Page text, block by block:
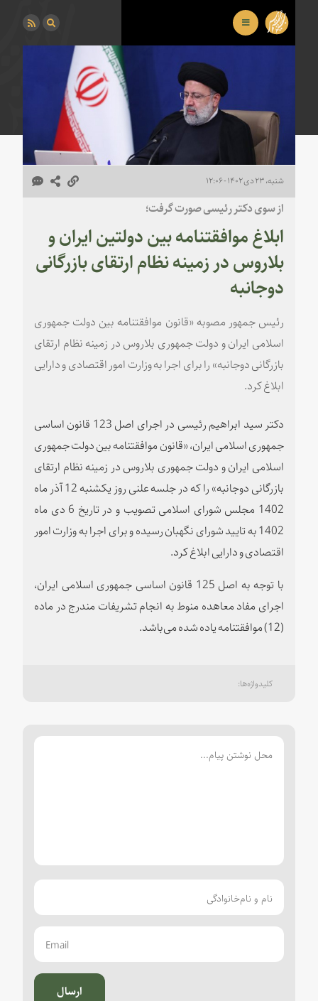
شنبه، ۲۳ دی ۱۴۰۲ - ۱۲:۰۶
از سوی دکتر رئیسی صورت گرفت؛
ابلاغ موافقتنامه بین دولتین ایران و
بلاروس در زمینه نظام ارتقای بازرگانی
دوجانبه
رئیس جمهور مصوبه «قانون موافقتنامه بین دولت جمهوری
اسلامی ایران و دولت جمهوری بلاروس در زمینه نظام ارتقای
بازرگانی دوجانبه» را برای اجرا به وزارت امور اقتصادی و دارایی
ابلاغ کرد.
دکتر سید ابراهیم رئیسی در اجرای اصل 123 قانون اساسی
جمهوری اسلامی ایران، «قانون موافقتنامه بین دولت جمهوری
اسلامی ایران و دولت جمهوری بلاروس در زمینه نظام ارتقای
بازرگانی دوجانبه» را که در جلسه علنی روز یکشنبه 12 آذر ماه
1402 مجلس شورای اسلامی تصویب و در تاریخ 6 دی ماه
1402 به تایید شورای نگهبان رسیده و برای اجرا به وزارت امور
اقتصادی و دارایی ابلاغ کرد.
با توجه به اصل 125 قانون اساسی جمهوری اسلامی ایران،
اجرای مفاد معاهده منوط به انجام تشریفات مندرج در ماده
(12) موافقتنامه یاده شده می‌باشد.
ارسال